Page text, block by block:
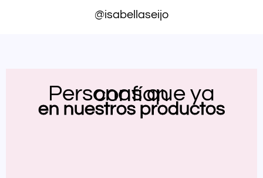
@isabellaseijo
Personas que ya confían
en nuestros productos